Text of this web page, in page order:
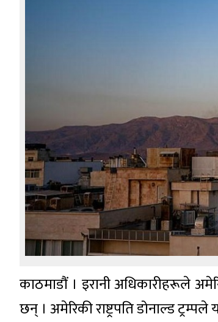
काठमाडौं । इरानी अधिकारीहरूले
छन् । अमेरिकी राष्ट्रपति डोनाल्ड